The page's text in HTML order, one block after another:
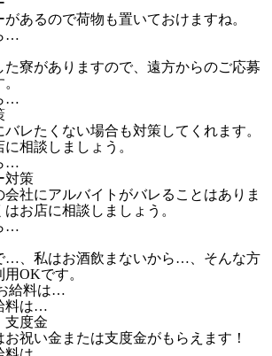
あるので荷物も置いておけますね。
…
た寮がありますので、遠方からのご応募
…
レたくない場合も対策してくれます。
相談しましょう。
…
対策
会社にアルバイトがバレることはありま
お店に相談しましょう。
…
…、私はお酒飲まないから…、そんな方
OKです。
給料は…
料は…
支度金
祝い金または支度金がもらえます！